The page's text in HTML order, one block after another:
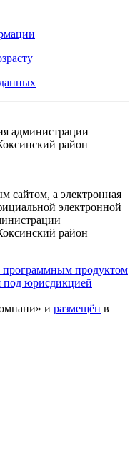
администрации
район
сайтом, а электронная
электронной
район
программным продуктом
под юрисдикцией
и размещён в